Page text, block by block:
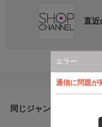
エラー
通信に問題が
直近
同じジャンルのおすすめ